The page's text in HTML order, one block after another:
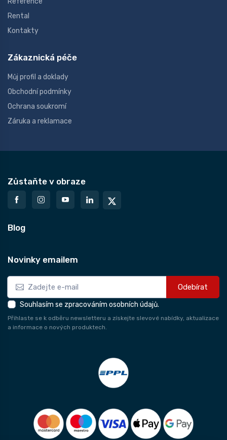
Rental
Kontakty
Zákaznická péče
Můj profil a doklady
Obchodní podmínky
Ochrana soukromí
Záruka a reklamace
Zůstaňte v obraze
Blog
Novinky emailem
Odebírat
Souhlasím se zpracováním osobních údajů.
Přihlaste se k odběru newsletteru a získejte slevové nabídky, aktualizace
a informace o nových produktech.